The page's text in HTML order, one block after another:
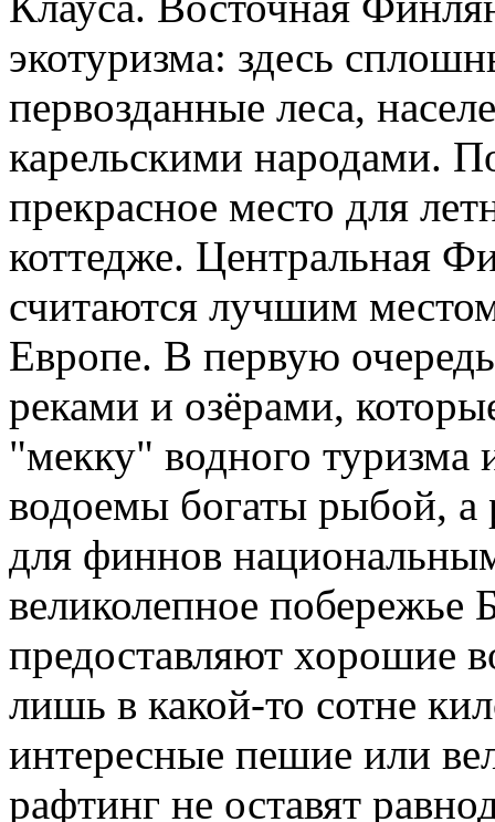
экотуризма: здесь
первозданные леса,
карельскими народами.
прекрасное место для
коттедже. Центральная
считаются лучшим
Европе. В первую
реками и озёрами,
"мекку" водного
водоемы богаты рыбой, а
для финнов
великолепное побережье
предоставляют хорошие
лишь в какой-то сотне
интересные пешие или
рафтинг не оставят